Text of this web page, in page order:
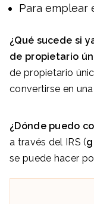
Para emplear
¿Qué sucede si
de propietario
de propietario
convertirse en
¿Dónde puedo
a través del IRS (
se puede hacer